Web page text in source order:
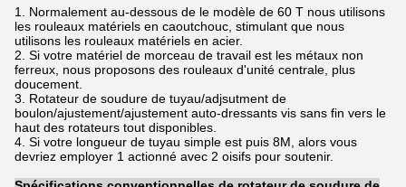
1. Normalement au-dessous de le modèle de 60 T nous utilisons
les rouleaux matériels en caoutchouc, stimulant que nous
utilisons les rouleaux matériels en acier.
2. Si votre matériel de morceau de travail est les métaux non
ferreux, nous proposons des rouleaux d'unité centrale, plus
doucement.
3. Rotateur de soudure de tuyau/adjsutment de
boulon/ajustement/ajustement auto-dressants vis sans fin vers le
haut des rotateurs tout disponibles.
4. Si votre longueur de tuyau simple est puis 8M, alors vous
devriez employer 1 actionné avec 2 oisifs pour soutenir.